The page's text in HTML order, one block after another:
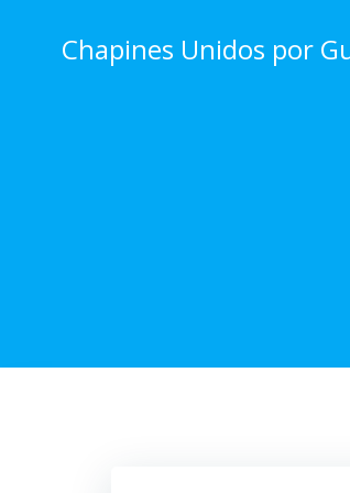
Chapines Unidos por